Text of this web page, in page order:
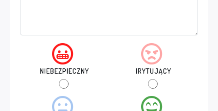
NIEBEZPIECZNY IRYTUJĄCY